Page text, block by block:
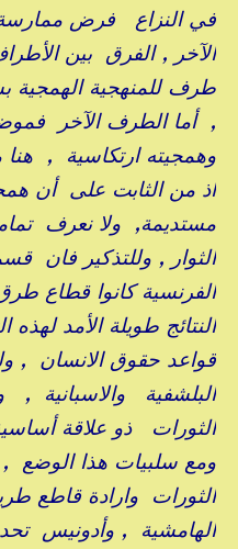
في النزاع فرض
الآخر , الفرق بين
طرف للمنهجية الهمجية
, أما الطرف الآخر
وهمجيته ارتكاسية ,
اذ من الثابت على أن
مستديمة, ولا نعرف
الثوار , وللتذكير فان
الفرنسية كانوا قطاع
النتائج طويلة الأمد
قواعد حقوق الانسان ,
البلشفية والاسبانية ,
الثورات ذو علاقة
ومع سلبيات هذا الوضع ,
الثورات وارادة قاطع
الهامشية , وأدونيس